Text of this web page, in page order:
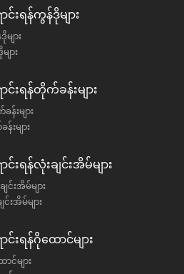
းရန်ကွန်ဒိုများ
ျား
ား
းရန်တိုက်ခန်းများ
းများ
းများ
ရန်လုံးချင်းအိမ်များ
းအိမ်များ
းအိမ်များ
းရန်ဂိုထောင်များ
င်များ